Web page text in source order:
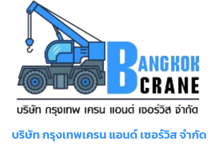
บริษัท กรุงเทพเครน แอนด์ เซอร์วิส จำกัด